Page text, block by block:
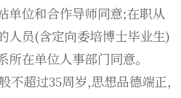
单位和合作导师同意;在职从
人员(含定向委培博士毕业生)
所在单位人事部门同意。
不超过35周岁,思想品德端正,